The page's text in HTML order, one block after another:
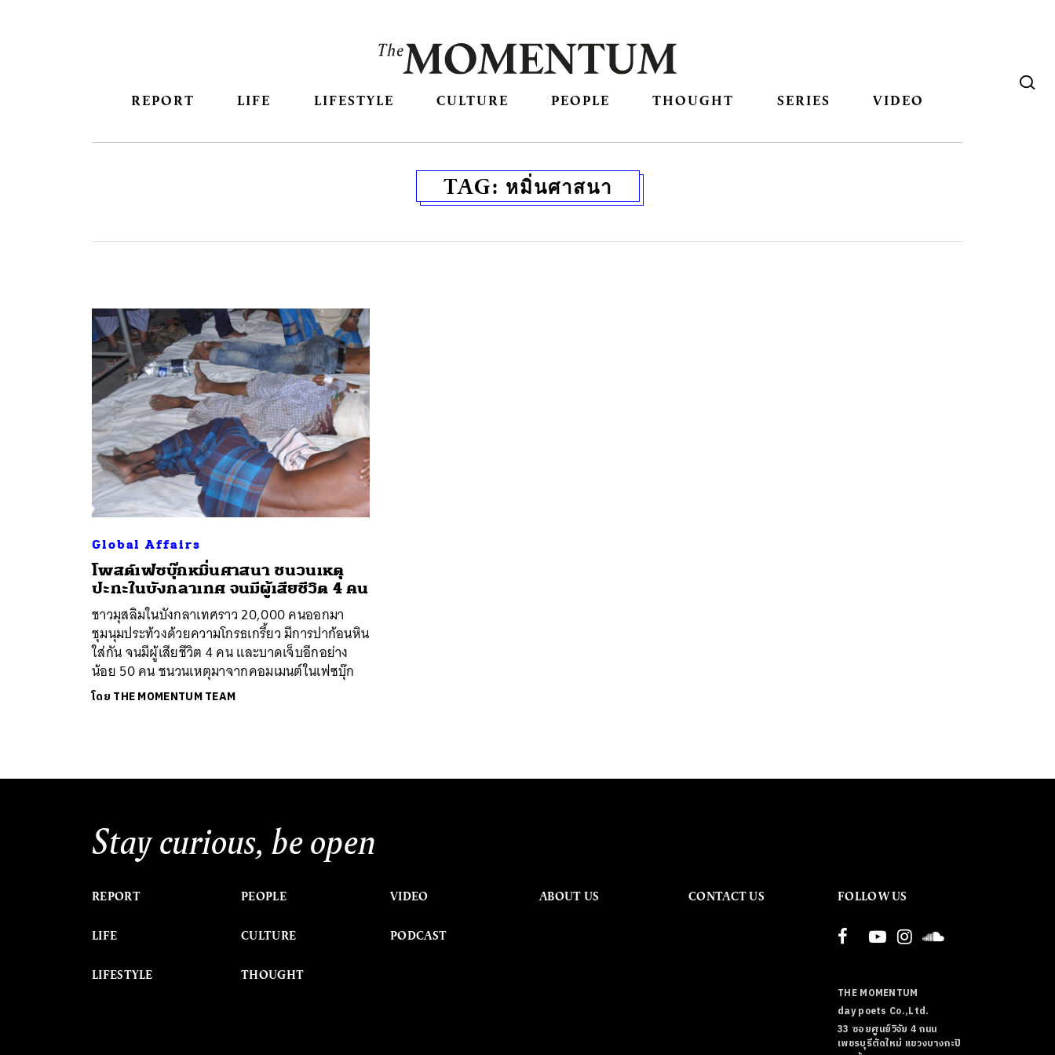
REPORT LIFE LIFESTYLE CULTURE PEOPLE THOUGHT SERIES VIDEO
TAG: หมิ่นศาสนา
Global Affairs
โพสต์เฟซบุ๊กหมิ่นศาสนา ชนวนเหตุ
ปะทะในบังกลาเทศ จนมีผู้เสียชีวิต 4 คน
ชาวมุสลิมในบังกลาเทศราว 20,000 คนออกมา
ชุมนุมประท้วงด้วยความโกรธเกรี้ยว มีการปาก้อนหิน
ใส่กัน จนมีผู้เสียชีวิต 4 คน และบาดเจ็บอีกอย่าง
น้อย 50 คน ชนวนเหตุมาจากคอมเมนต์ในเฟซบุ๊ก
โดย THE MOMENTUM TEAM
Stay curious, be open
REPORT
LIFE
LIFESTYLE
PEOPLE
CULTURE
THOUGHT
VIDEO
PODCAST
ABOUT US CONTACT US FOLLOW US
THE MOMENTUM
day poets Co.,Ltd.
33 ซอยศูนย์วิจัย 4 ถนน
เพชรบุรีตัดใหม่ แขวงบางกะปิ
ค้นหา